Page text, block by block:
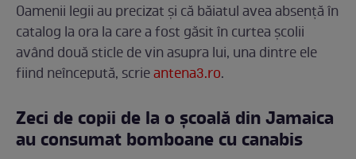
Oamenii legii au precizat și că băiatul avea absență în
catalog la ora la care a fost găsit în curtea școlii
având două sticle de vin asupra lui, una dintre ele
fiind neîncepută, scrieantena3.ro.
Zeci de copii de la o școală din Jamaica
au consumat bomboane cu canabis